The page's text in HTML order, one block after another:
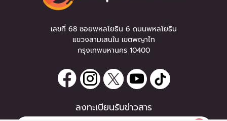
เลขที่ 68 ซอยพหลโยธิน 6 ถนนพหลโยธิน
แขวงสามเสนใน เขตพญาไท
กรุงเทพมหานคร 10400
ลงทะเบียนรับข่าวสาร